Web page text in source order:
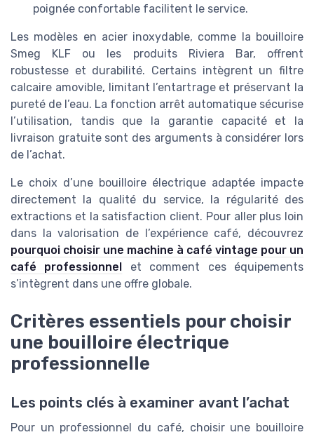
poignée confortable facilitent le service.
Les modèles en acier inoxydable, comme la bouilloire
Smeg KLF ou les produits Riviera Bar, offrent
robustesse et durabilité. Certains intègrent un filtre
calcaire amovible, limitant l’entartrage et préservant la
pureté de l’eau. La fonction arrêt automatique sécurise
l’utilisation, tandis que la garantie capacité et la
livraison gratuite sont des arguments à considérer lors
de l’achat.
Le choix d’une bouilloire électrique adaptée impacte
directement la qualité du service, la régularité des
extractions et la satisfaction client. Pour aller plus loin
dans la valorisation de l’expérience café, découvrez
pourquoi choisir une machine à café vintage pour un
café professionnel et comment ces équipements
s’intègrent dans une offre globale.
Critères essentiels pour choisir
une bouilloire électrique
professionnelle
Les points clés à examiner avant l’achat
Pour un professionnel du café, choisir une bouilloire